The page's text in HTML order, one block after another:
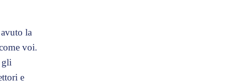
la
voi.
gli
e